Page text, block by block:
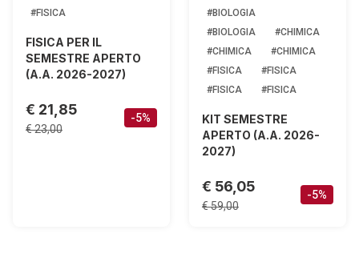
#FISICA
FISICA PER IL
SEMESTRE APERTO
(A.A. 2026-2027)
€ 21,85
€ 23,00
-5%
#BIOLOGIA
#BIOLOGIA
#CHIMICA
#CHIMICA
#CHIMICA
#FISICA
#FISICA
#FISICA
#FISICA
KIT SEMESTRE
APERTO (A.A. 2026-
2027)
€ 56,05
€ 59,00
-5%